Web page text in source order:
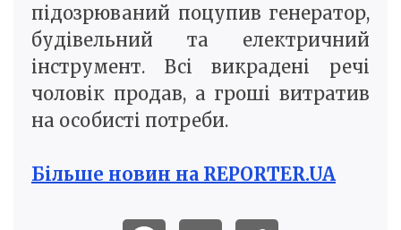
підозрюваний поцупив генератор,
будівельний та електричний
інструмент. Всі викрадені речі
чоловік продав, а гроші витратив
на особисті потреби.
Більше новин на REPORTER.UA